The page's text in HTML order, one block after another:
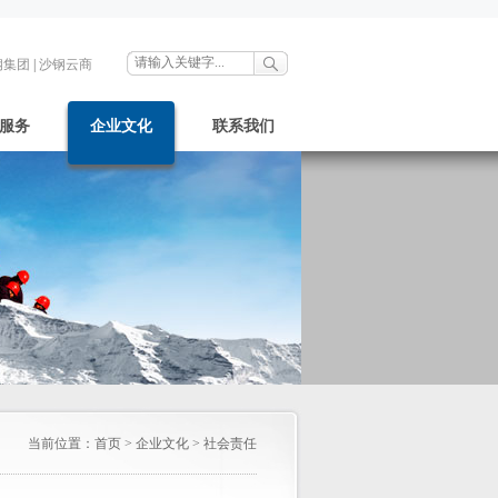
团 沙钢云商
务 企业文化 联系我们
当前位置： 首页 > 企业文化 > 社会责任